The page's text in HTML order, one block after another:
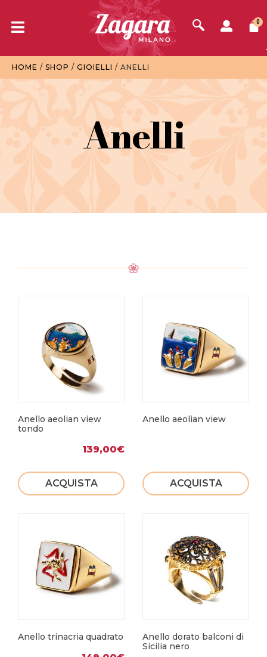
0
HOME / SHOP / GIOIELLI / ANELLI
Anelli
Anello aeolian view
tondo
139,00€
ACQUISTA
Anello aeolian view
ACQUISTA
Anello trinacria quadrato
Anello dorato balconi di
Sicilia nero